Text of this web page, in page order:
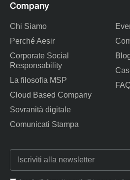
Company
Chi Siamo
Perché Aesir
Corporate Social
Responsability
La filosofia MSP
Cloud Based Company
Sovranità digitale
Comunicati Stampa